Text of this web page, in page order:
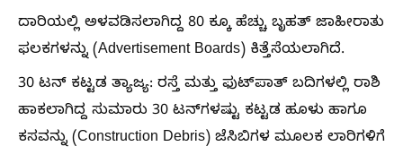
ದಾರಿಯಲ್ಲಿ ಅಳವಡಿಸಲಾಗಿದ್ದ 80 ಕ್ಕೂ ಹೆಚ್ಚು ಬೃಹತ್ ಜಾಹೀರಾತು
ಫಲಕಗಳನ್ನು (Advertisement Boards) ಕಿತ್ತೆಸೆಯಲಾಗಿದೆ.
30 ಟನ್ ಕಟ್ಟಡ ತ್ಯಾಜ್ಯ: ರಸ್ತೆ ಮತ್ತು ಫುಟ್‌ಪಾತ್ ಬದಿಗಳಲ್ಲಿ ರಾಶಿ
ಹಾಕಲಾಗಿದ್ದ ಸುಮಾರು 30 ಟನ್‌ಗಳಷ್ಟು ಕಟ್ಟಡ ಹೂಳು ಹಾಗೂ
ಕಸವನ್ನು (Construction Debris) ಜೆಸಿಬಿಗಳ ಮೂಲಕ ಲಾರಿಗಳಿಗೆ